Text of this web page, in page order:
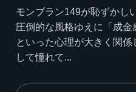
モンブラン149が恥ずかし
圧倒的な風格ゆえに「成金
といった心理が大きく関
して憧れて...